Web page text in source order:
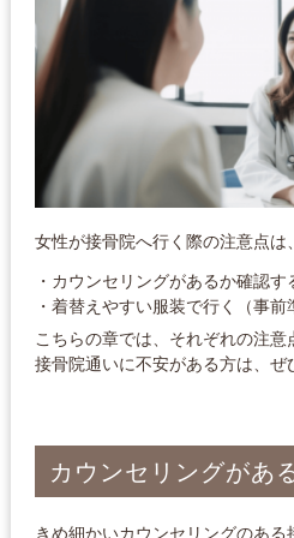
女性が接骨院へ行く際の注意点は
・カウンセリングがあるか確認す
・着替えやすい服装で行く（事前
こちらの章では、それぞれの注意
接骨院通いに不安がある方は、ぜ
カウンセリングがあ
きめ細かいカウンセリングのあ